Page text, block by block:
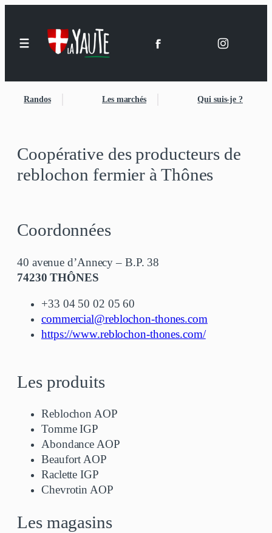
contenu
Randos Les marchés Qui suis-je ?
Coopérative des producteurs de
reblochon fermier à Thônes
Coordonnées
40 avenue d’Annecy – B.P. 38
74230 THÔNES
+33 04 50 02 05 60
commercial@reblochon-thones.com
https://www.reblochon-thones.com/
Les produits
Reblochon AOP
Tomme IGP
Abondance AOP
Beaufort AOP
Raclette IGP
Chevrotin AOP
Les magasins